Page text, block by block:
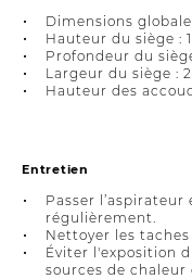
Dimensions
Hauteur du siège :
Profondeur du
Largeur du siège :
Hauteur des
Entretien
Passer
régulièrement.
Nettoyer les taches
Éviter l'exposition
sources de